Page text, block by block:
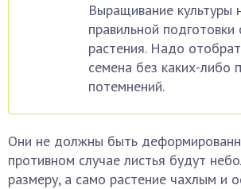
Выращивание культуры
правильной подготовки
растения. Надо
семена без каких-либо
потемнений.
Они не должны быть
противном случае листья будут
размеру, а само растение чахлым и